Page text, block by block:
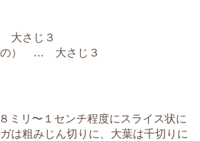
さじ３
の） … 大さじ３
ミリ〜１センチ程度にスライス状に
は粗みじん切りに、大葉は千切りに